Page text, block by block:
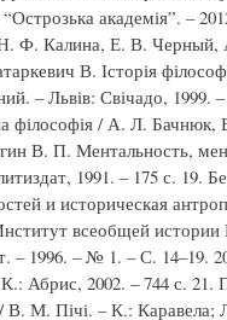
академія”. –
Ф. Калина, Е. В.
В. Історія
– Львів: Свічадо,
філософія / А. Л.
В. П. Ментальность,
1991. – 175 с. 19.
и историческая
всеобщей
– 1996. – № 1. – С. 14–19.
Абрис, 2002. – 744 с. 21.
В. М. Пічі. – К.: Каравела;